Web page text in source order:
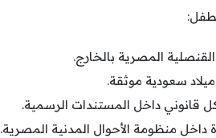
المصرية بالخارج.
سعودية موثقة.
قانوني داخل المستندات الرسمية.
داخل منظومة الأحوال المدنية المصرية.